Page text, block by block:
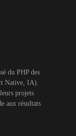
du PHP des
Native, IA).
projets
aux résultats